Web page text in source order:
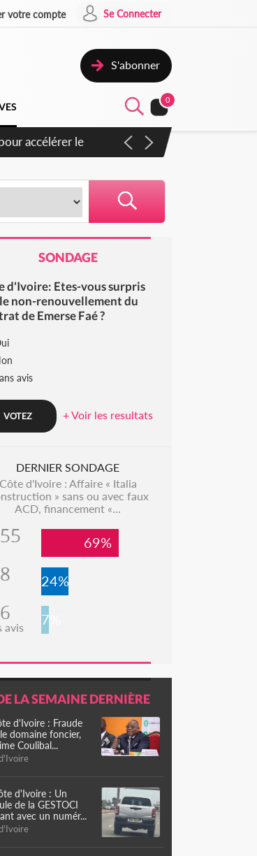
votre compte Se Connecter
S'abonner
0
accélérer le
SONDAGE
d'Ivoire: Etes-vous surpris
non-renouvellement du
de Emerse Faé ?
avis
+ Voir les resultats
DERNIER SONDAGE
Côte d'Ivoire : Affaire « Italia
» sans ou avec faux
ACD, financement «...
69%
24%
avis 7%
LA SEMAINE DERNIÈRE
d'Ivoire : Fraude
domaine foncier,
Coulibal...
d'Ivoire : Un
de la GESTOCI
avec un numér...